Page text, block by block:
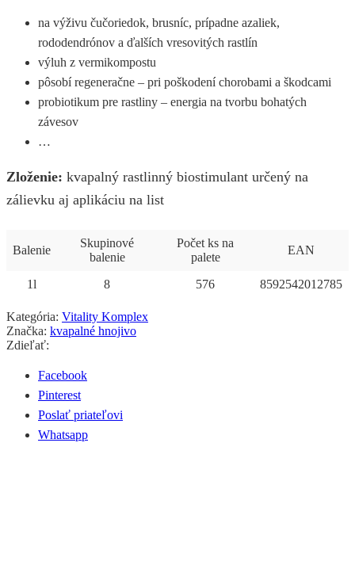
na výživu čučoriedok, brusníc, prípadne azaliek,
rododendrónov a ďalších vresovitých rastlín
výluh z vermikompostu
pôsobí regeneračne – pri poškodení chorobami a škodcami
probiotikum pre rastliny – energia na tvorbu bohatých
závesov
…
Zloženie: kvapalný rastlinný biostimulant určený na
zálievku aj aplikáciu na list
Balenie
Skupinové
balenie
Počet ks na
palete
EAN
1l 8 576 8592542012785
Kategória: Vitality Komplex
Značka: kvapalné hnojivo
Zdieľať:
Facebook
Pinterest
Poslať priateľovi
Whatsapp